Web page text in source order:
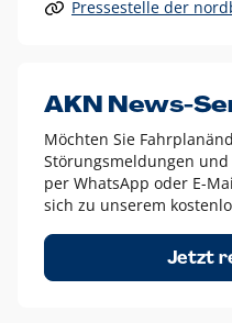
Alle anderen Logo-
Diese Ausnahmen sind zum
dem AKN Blau,
weißes Logo auf
schwarzes Logo für
Um das Logo herum muss
Höhe bzw. Breite des N aus
Pressestelle der
AKN News-
Möchten Sie
Störungsmeldungen
per WhatsApp oder E-
sich zu unserem
Jetzt